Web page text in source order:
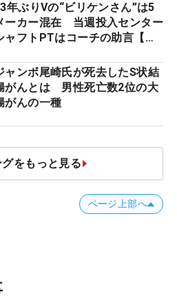
年ぶりVの“ビリケンさん”は5
ーカー混在 当週投入センター
ャフトPTはコーチの助言【勝
ャンボ尾崎氏が死去したS状結
がんとは 男性死亡数2位の大
がんの一種
をもっと見る
ページ上部へ